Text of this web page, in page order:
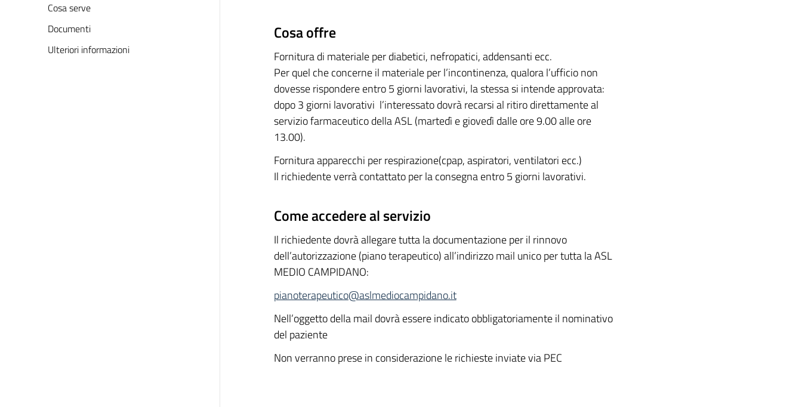
Cosa serve
Documenti
Ulteriori informazioni
Cosa offre
Fornitura di materiale per diabetici, nefropatici, addensanti ecc.
Per quel che concerne il materiale per l’incontinenza, qualora l’ufficio non
dovesse rispondere entro 5 giorni lavorativi, la stessa si intende approvata:
dopo 3 giorni lavorativi l’interessato dovrà recarsi al ritiro direttamente al
servizio farmaceutico della ASL (martedì e giovedì dalle ore 9.00 alle ore
13.00).
Fornitura apparecchi per respirazione(cpap, aspiratori, ventilatori ecc.)
Il richiedente verrà contattato per la consegna entro 5 giorni lavorativi.
Come accedere al servizio
Il richiedente dovrà allegare tutta la documentazione per il rinnovo
dell’autorizzazione (piano terapeutico) all’indirizzo mail unico per tutta la ASL
MEDIO CAMPIDANO:
pianoterapeutico@aslmediocampidano.it
Nell’oggetto della mail dovrà essere indicato obbligatoriamente il nominativo
del paziente
Non verranno prese in considerazione le richieste inviate via PEC